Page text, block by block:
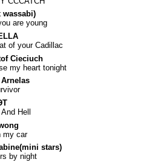
wassabi)
are young
of your Cadillac
Cieciuch
my heart tonight
Hell
my car
stars)
by night